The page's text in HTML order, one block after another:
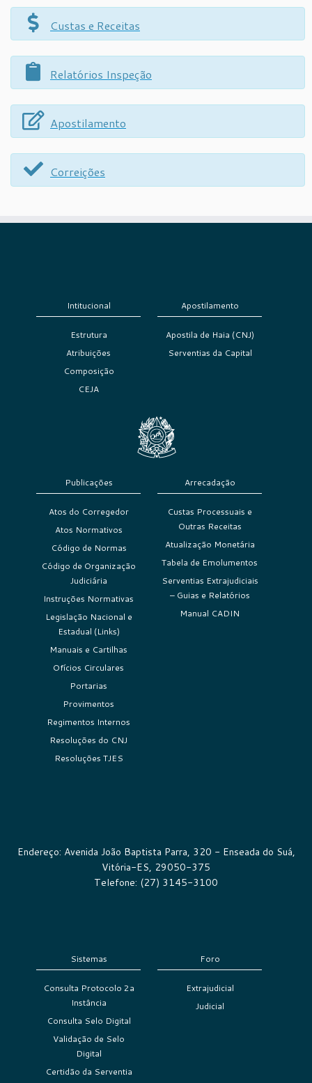
Custas e Receitas
Relatórios Inspeção
Apostilamento
Correições
Intitucional
Estrutura
Atribuições
Composição
CEJA
Apostilamento
Apostila de Haia (CNJ)
Serventias da Capital
Publicações
Atos do Corregedor
Atos Normativos
Código de Normas
Código de Organização
Judiciária
Instruções Normativas
Legislação Nacional e
Estadual (Links)
Manuais e Cartilhas
Ofícios Circulares
Portarias
Provimentos
Regimentos Internos
Resoluções do CNJ
Resoluções TJES
Arrecadação
Custas Processuais e
Outras Receitas
Atualização Monetária
Tabela de Emolumentos
Serventias Extrajudiciais
– Guias e Relatórios
Manual CADIN
Endereço: Avenida João Baptista Parra, 320 - Enseada do Suá,
Vitória-ES, 29050-375
Telefone: (27) 3145-3100
Sistemas
Consulta Protocolo 2a
Instância
Consulta Selo Digital
Validação de Selo
Digital
Certidão da Serventia
Foro
Extrajudicial
Judicial